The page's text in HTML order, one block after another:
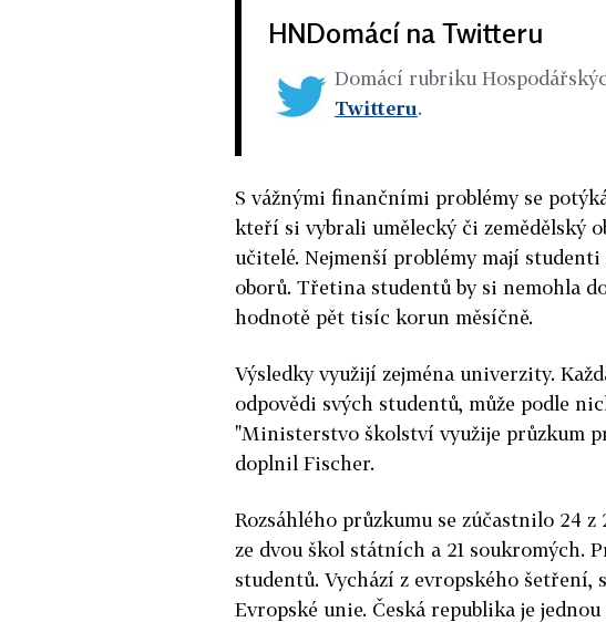
HNDomácí na Twitteru
Domácí rubriku
Twitteru.
S vážnými finančními problémy se
kteří si vybrali umělecký či zemědělský
učitelé. Nejmenší problémy mají
oborů. Třetina studentů by si nemohla
hodnotě pět tisíc korun měsíčně.
Výsledky využijí zejména univerzity.
odpovědi svých studentů, může podle
"Ministerstvo školství využije průzkum
doplnil Fischer.
Rozsáhlého průzkumu se zúčastnilo 24
ze dvou škol státních a 21 soukromých.
studentů. Vychází z evropského šetření,
Evropské unie. Česká republika je